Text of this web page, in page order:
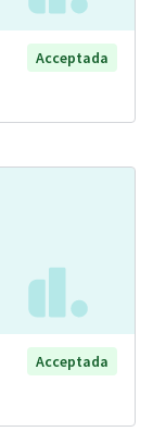
Acceptada
Acceptada